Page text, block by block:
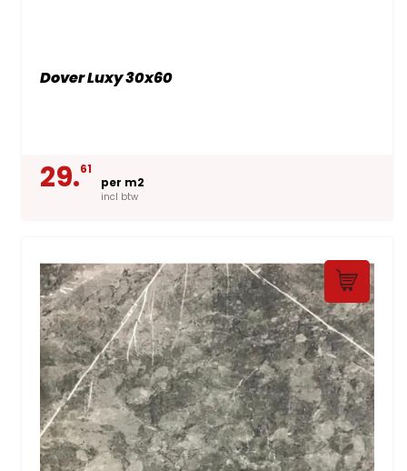
Dover Luxy 30x60
29.61
per m2
incl btw